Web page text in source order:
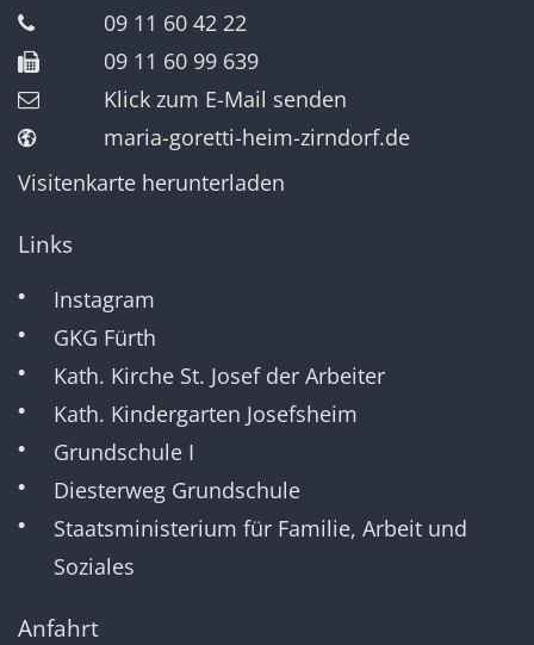
09 11 60 42 22
09 11 60 99 639
Klick zum E-Mail senden
maria-goretti-heim-zirndorf.de
Visitenkarte herunterladen
Links
Instagram
GKG Fürth
Kath. Kirche St. Josef der Arbeiter
Kath. Kindergarten Josefsheim
Grundschule I
Diesterweg Grundschule
Staatsministerium für Familie, Arbeit und
Soziales
Anfahrt